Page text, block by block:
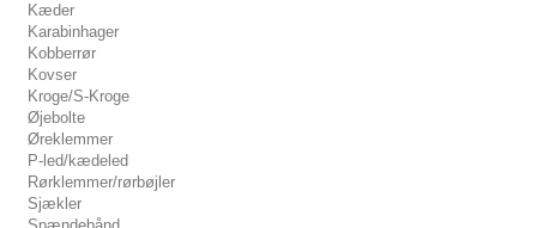
Kæder
Karabinhager
Kobberrør
Kovser
Kroge/S-Kroge
Øjebolte
Øreklemmer
P-led/kædeled
Rørklemmer/rørbøjler
Sjækler